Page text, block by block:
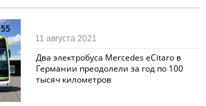
55
Два электробуса Mercedes eCitaro в
Германии преодолели за год по 100
тысяч километров
11 августа 2021